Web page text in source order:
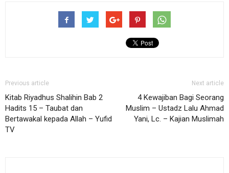
Previous article
Kitab Riyadhus Shalihin Bab 2
Hadits 15 – Taubat dan
Bertawakal kepada Allah – Yufid
TV
Next article
4 Kewajiban Bagi Seorang
Muslim – Ustadz Lalu Ahmad
Yani, Lc. – Kajian Muslimah